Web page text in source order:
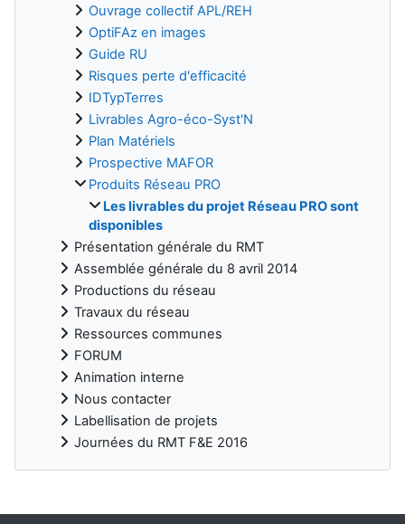
Ouvrage collectif APL/REH
OptiFAz en images
Guide RU
Risques perte d'efficacité
IDTypTerres
Livrables Agro-éco-Syst'N
Plan Matériels
Prospective MAFOR
Produits Réseau PRO
Les livrables du projet Réseau PRO sont
disponibles
Présentation générale du RMT
Assemblée générale du 8 avril 2014
Productions du réseau
Travaux du réseau
Ressources communes
FORUM
Animation interne
Nous contacter
Labellisation de projets
Journées du RMT F&E 2016
Blocs